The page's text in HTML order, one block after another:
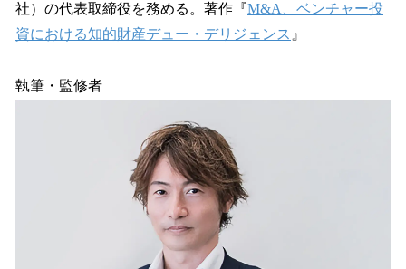
社）の代表取締役を務める。著作『M&A、ベンチャー投
資における知的財産デュー・デリジェンス 』
執筆・監修者